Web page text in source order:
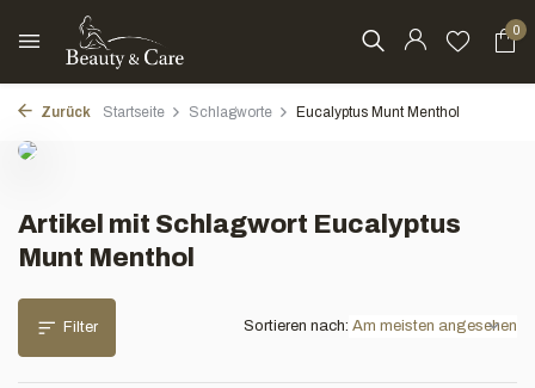
0
Zurück Startseite Schlagworte Eucalyptus Munt Menthol
Artikel mit Schlagwort Eucalyptus
Munt Menthol
Filter Sortieren nach: